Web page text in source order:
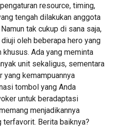
resource, timing,
tengah dilakukan anggota
tak cukup di sana saja,
oleh beberapa hero yang
khusus. Ada yang meminta
unit sekaligus, sementara
kemampuannya
tombol yang Anda
untuk beradaptasi
menjadikannya
terfavorit. Berita baiknya?